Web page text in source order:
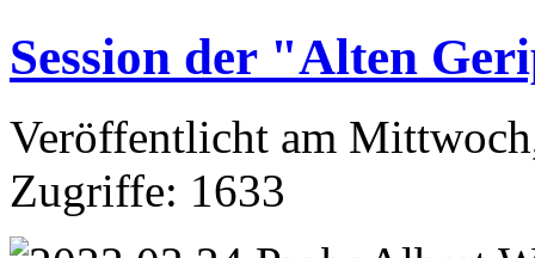
Session der "Alten
Veröffentlicht am
Zugriffe: 1633